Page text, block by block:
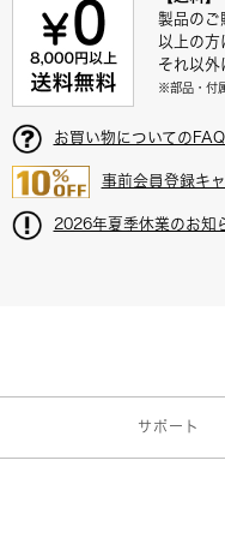
製品のご
以上の方
それ以
※部品・付
お買い物についての
事前会員登録キ
2026年夏季休業のお知
サポート